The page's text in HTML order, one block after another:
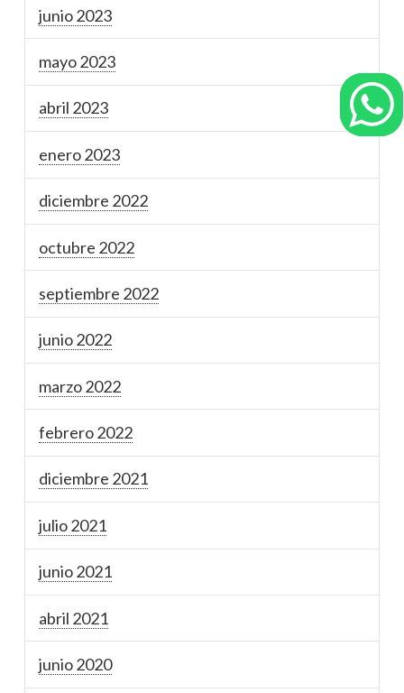
junio 2023
mayo 2023
abril 2023
enero 2023
diciembre 2022
octubre 2022
septiembre 2022
junio 2022
marzo 2022
febrero 2022
diciembre 2021
julio 2021
junio 2021
abril 2021
junio 2020